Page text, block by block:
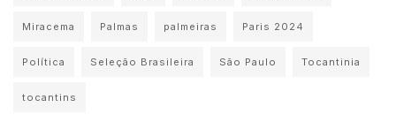
Miracema Palmas palmeiras Paris 2024
Política Seleção Brasileira São Paulo Tocantinia
tocantins